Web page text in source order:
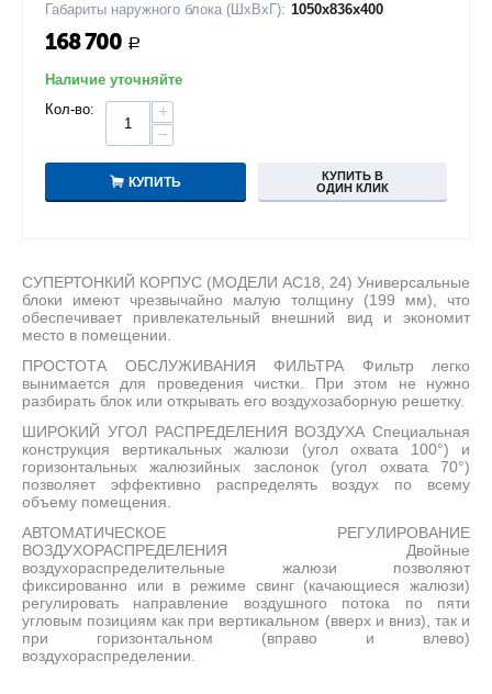
Габариты наружного блока (ШxВxГ): 1050x836x400
168 700 Р
Наличие уточняйте
Кол-во:
+
−
КУПИТЬ
КУПИТЬ В
ОДИН КЛИК
СУПЕРТОНКИЙ КОРПУС (МОДЕЛИ АС18, 24) Универсальные
блоки имеют чрезвычайно малую толщину (199 мм), что
обеспечивает привлекательный внешний вид и экономит
место в помещении.
ПРОСТОТА ОБСЛУЖИВАНИЯ ФИЛЬТРА Фильтр легко
вынимается для проведения чистки. При этом не нужно
разбирать блок или открывать его воздухозаборную решетку.
ШИРОКИЙ УГОЛ РАСПРЕДЕЛЕНИЯ ВОЗДУХА Специальная
конструкция вертикальных жалюзи (угол охвата 100°) и
горизонтальных жалюзийных заслонок (угол охвата 70°)
позволяет эффективно распределять воздух по всему
объему помещения.
АВТОМАТИЧЕСКОЕ РЕГУЛИРОВАНИЕ
ВОЗДУХОРАСПРЕДЕЛЕНИЯ Двойные
воздухораспределительные жалюзи позволяют
фиксированно или в режиме свинг (качающиеся жалюзи)
регулировать направление воздушного потока по пяти
угловым позициям как при вертикальном (вверх и вниз), так и
при горизонтальном (вправо и влево)
воздухораспределении.